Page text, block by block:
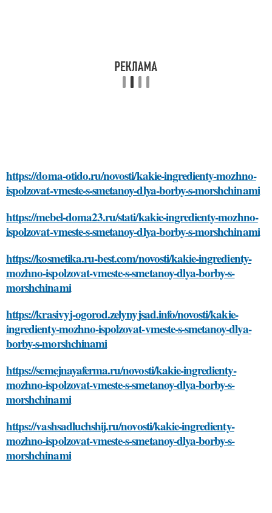
https://doma-otido.ru/novosti/kakie-ingredienty-mozhno-
ispolzovat-vmeste-s-smetanoy-dlya-borby-s-morshchinami
https://mebel-doma23.ru/stati/kakie-ingredienty-mozhno-
ispolzovat-vmeste-s-smetanoy-dlya-borby-s-morshchinami
https://kosmetika.ru-best.com/novosti/kakie-ingredienty-
mozhno-ispolzovat-vmeste-s-smetanoy-dlya-borby-s-
morshchinami
https://krasivyj-ogorod.zelynyjsad.info/novosti/kakie-
ingredienty-mozhno-ispolzovat-vmeste-s-smetanoy-dlya-
borby-s-morshchinami
https://semejnayaferma.ru/novosti/kakie-ingredienty-
mozhno-ispolzovat-vmeste-s-smetanoy-dlya-borby-s-
morshchinami
https://vashsadluchshij.ru/novosti/kakie-ingredienty-
mozhno-ispolzovat-vmeste-s-smetanoy-dlya-borby-s-
morshchinami